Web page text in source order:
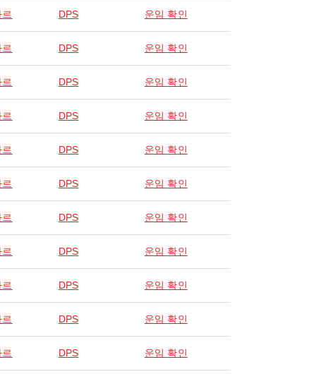
DPS 운임 확인
DPS 운임 확인
DPS 운임 확인
DPS 운임 확인
DPS 운임 확인
DPS 운임 확인
DPS 운임 확인
DPS 운임 확인
DPS 운임 확인
DPS 운임 확인
DPS 운임 확인